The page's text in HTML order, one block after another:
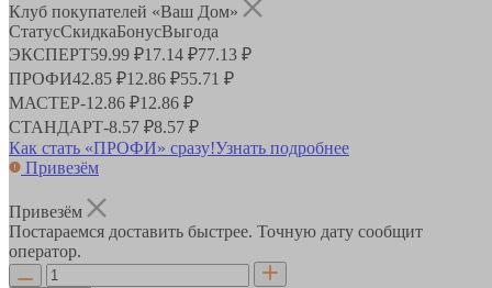
Клуб покупателей «Ваш Дом»
СтатусСкидкаБонусВыгода
ЭКСПЕРТ59.99 ₽17.14 ₽77.13 ₽
ПРОФИ42.85 ₽12.86 ₽55.71 ₽
МАСТЕР-12.86 ₽12.86 ₽
СТАНДАРТ-8.57 ₽8.57 ₽
Как стать «ПРОФИ» сразу!Узнать подробнее
Привезём
Привезём
Постараемся доставить быстрее. Точную дату сообщит
оператор.